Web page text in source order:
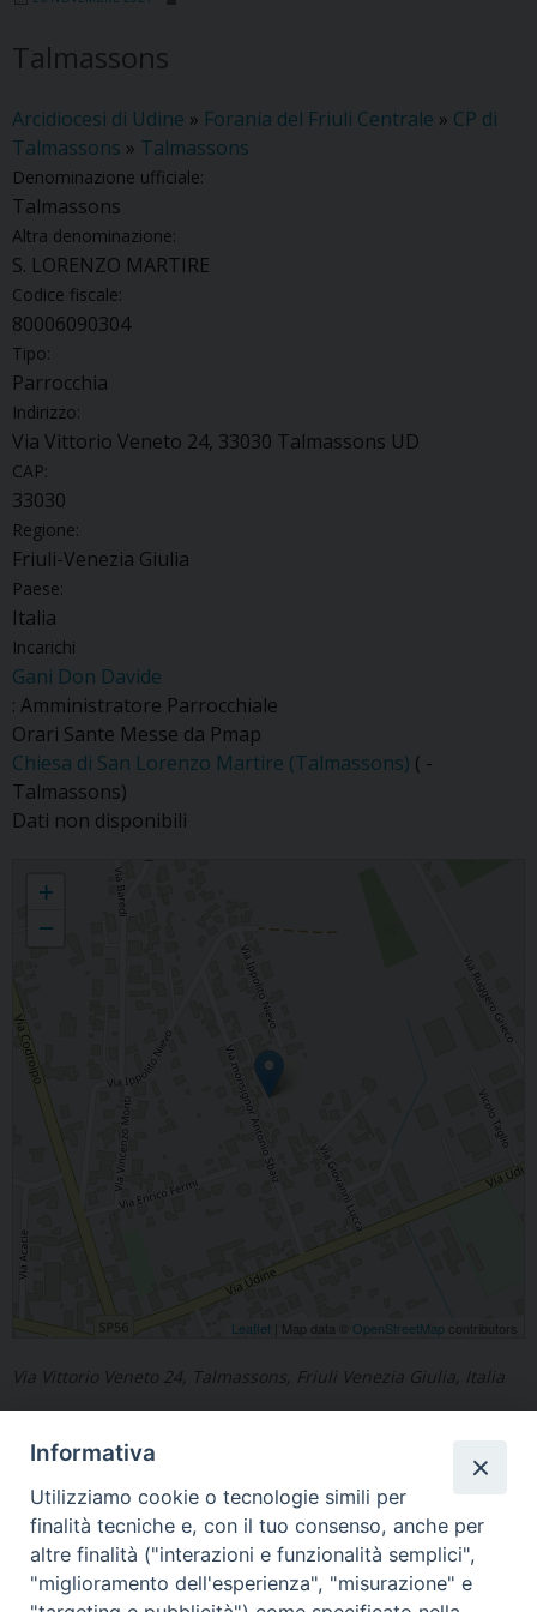
Talmassons
Arcidiocesi di Udine » Forania del Friuli Centrale » CP di
Talmassons » Talmassons
Denominazione ufficiale:
Talmassons
Altra denominazione:
S. LORENZO MARTIRE
Codice fiscale:
80006090304
Tipo:
Parrocchia
Indirizzo:
Via Vittorio Veneto 24, 33030 Talmassons UD
CAP:
33030
Regione:
Friuli-Venezia Giulia
Paese:
Italia
Incarichi
Gani Don Davide
: Amministratore Parrocchiale
Orari Sante Messe da Pmap
Chiesa di San Lorenzo Martire (Talmassons) ( -
Talmassons)
Dati non disponibili
+
−
Leaflet | Map data © OpenStreetMap contributors
Via Vittorio Veneto 24, Talmassons, Friuli Venezia Giulia, Italia
Socchieve Flumignano
Informativa
Utilizziamo cookie o tecnologie simili per
finalità tecniche e, con il tuo consenso, anche per
altre finalità ("interazioni e funzionalità semplici",
"miglioramento dell'esperienza", "misurazione" e